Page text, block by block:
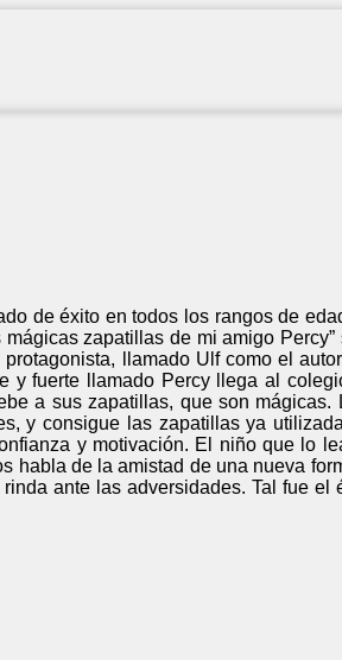
de éxito en todos los rangos de
zapatillas de mi amigo
llamado Ulf como el
y fuerte llamado Percy llega al
a sus zapatillas, que son
y consigue las zapatillas ya
y motivación. El niño que lo
habla de la amistad de una nueva
ante las adversidades. Tal fue el